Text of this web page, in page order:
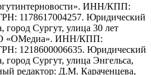
ИНН/КПП:
1178617004257. Юридический
Сургут, улица 30 лет
«ОМедиа». ИНН/КПП:
1218600006635. Юридический
Сургут, улица Энгельса,
редактор: Д.М. Караченцева,